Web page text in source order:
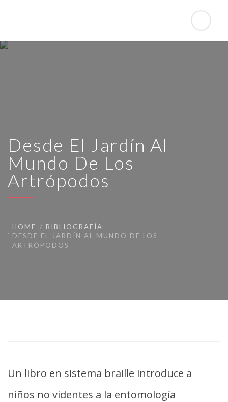
Desde El Jardín Al
Mundo De Los
Artrópodos
HOME
BIBLIOGRAFÍA
DESDE EL JARDÍN AL MUNDO DE LOS
ARTRÓPODOS
Un libro en sistema braille introduce a
niños no videntes a la entomología